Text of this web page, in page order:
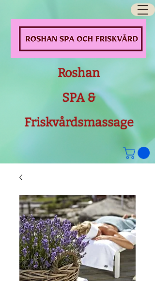
Roshan
SPA &
Friskvårdsmassage